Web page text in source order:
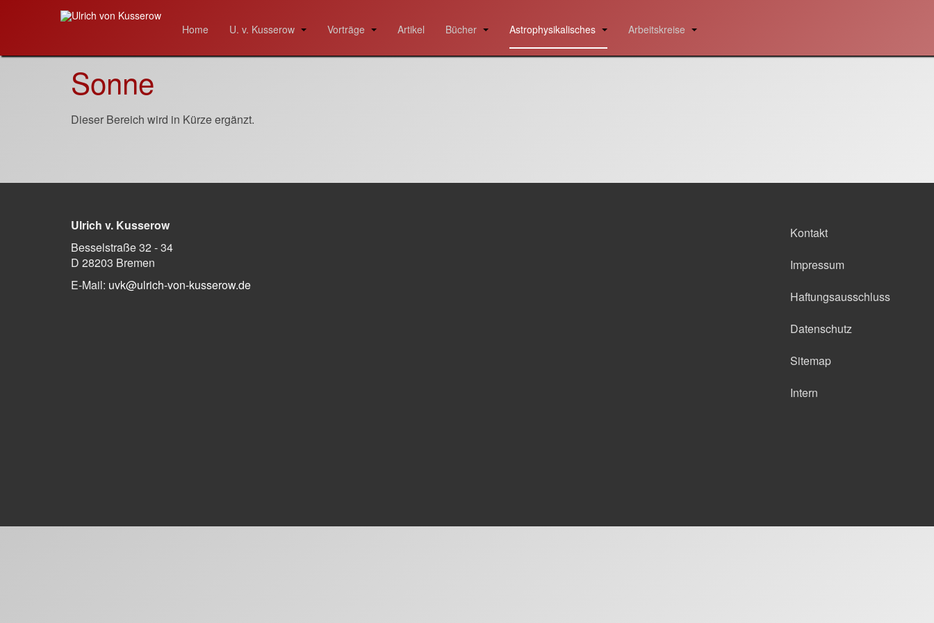
Home U. v. Kusserow Vorträge Artikel Bücher Astrophysikalisches Arbeitskreise
Sonne
Dieser Bereich wird in Kürze ergänzt.
Ulrich v. Kusserow
Besselstraße 32 - 34
D 28203 Bremen
E-Mail: uvk@ulrich-von-kusserow.de
Kontakt
Impressum
Haftungsausschluss
Datenschutz
Sitemap
Intern